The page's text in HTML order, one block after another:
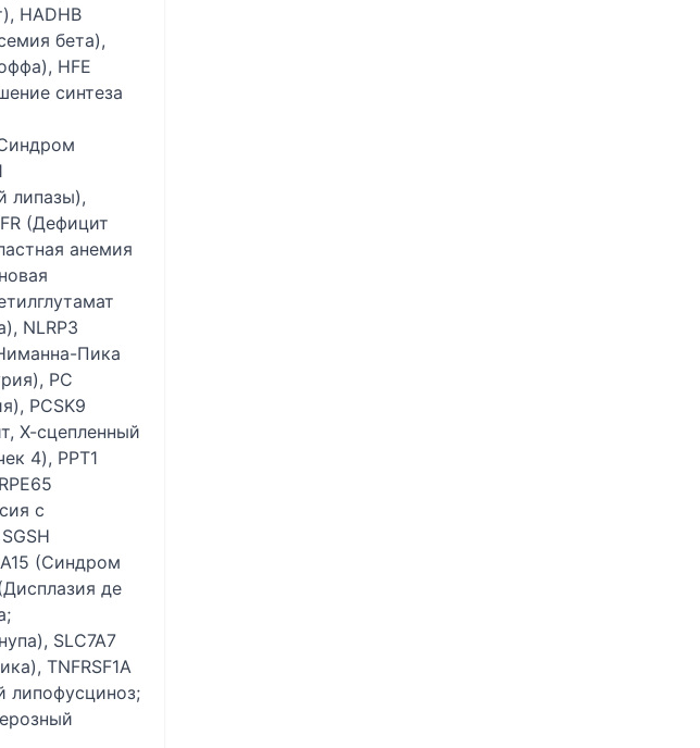
HADHB
бета),
HFE
синтеза
липазы),
(Дефицит
анемия
NLRP3
Пика
PC
PCSK9
Х-сцепленный
4), PPT1
с
(Синдром
де
SLC7A7
TNFRSF1A
липофусциноз;